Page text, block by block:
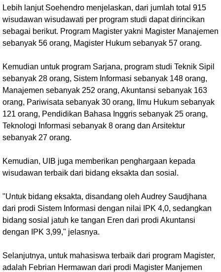
Lebih lanjut Soehendro menjelaskan, dari jumlah total 915
wisudawan wisudawati per program studi dapat dirincikan
sebagai berikut. Program Magister yakni Magister Manajemen
sebanyak 56 orang, Magister Hukum sebanyak 57 orang.
Kemudian untuk program Sarjana, program studi Teknik Sipil
sebanyak 28 orang, Sistem Informasi sebanyak 148 orang,
Manajemen sebanyak 252 orang, Akuntansi sebanyak 163
orang, Pariwisata sebanyak 30 orang, Ilmu Hukum sebanyak
121 orang, Pendidikan Bahasa Inggris sebanyak 25 orang,
Teknologi Informasi sebanyak 8 orang dan Arsitektur
sebanyak 27 orang.
Kemudian, UIB juga memberikan penghargaan kepada
wisudawan terbaik dari bidang eksakta dan sosial.
"Untuk bidang eksakta, disandang oleh Audrey Saudjhana
dari prodi Sistem Informasi dengan nilai IPK 4,0, sedangkan
bidang sosial jatuh ke tangan Eren dari prodi Akuntansi
dengan IPK 3,99," jelasnya.
Selanjutnya, untuk mahasiswa terbaik dari program Magister,
adalah Febrian Hermawan dari prodi Magister Manjemen